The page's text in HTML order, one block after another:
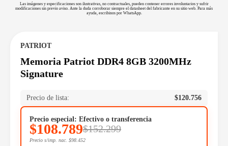
Las imágenes y especificaciones son ilustrativas, no contractuales, pueden contener errores involuntarios y sufrir
modificaciones sin previo aviso. Ante la duda corroborar siempre el datasheet del fabricante en su sitio web. Para más
ayuda, escribinos por WhatsApp.
PATRIOT
Memoria Patriot DDR4 8GB 3200MHz
Signature
Precio de lista: $120.756
Precio especial: Efectivo o transferencia
$108.789$152.299
Precio s/imp. nac. $98.452